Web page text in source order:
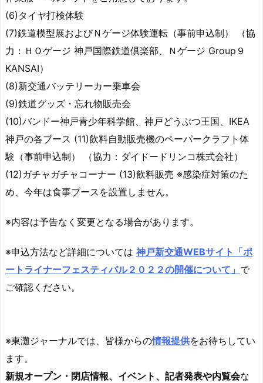
(6)タイヤ打検体験
(7)鉄道模型展およびＮゲージ体験運転（事前申込制） （協
力：ＨＯゲージ 神戸国際鉄道倶楽部、Ｎゲージ Group９
KANSAI）
(8)新交通バッテリーカー乗車会
(9)鉄道グッズ・忘れ物販売会
(10)バンドー神戸青少年科学館、神戸どうぶつ王国、IKEA
神戸の各ブース (11)飲料自動販売機のペーパークラフト体
験（事前申込制） （協力：ダイドードリンコ株式会社）
(12)ガチャガチャコーナー (13)飲料販売 ※感染症対策のた
め、今年は食事ブースを設置しません。
※内容は予告なく変更となる場合があります。
※申込方法など詳細については 神戸新交通WEBサイト「ポ
ートライナーフェスティバル２０２２の開催について」 で
ご確認ください。
※東灘ジャーナルでは、皆様からの情報提供をお待ちしてい
ます。
新規オープン・閉店情報、イベント、記者発表や内覧会な